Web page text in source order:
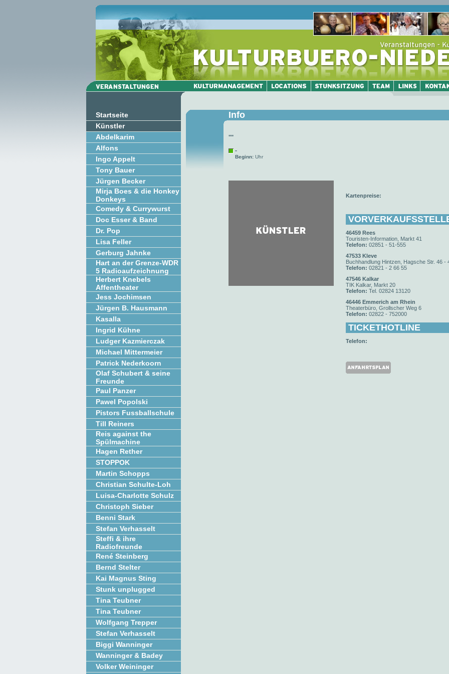
Startseite
Künstler
Abdelkarim
Alfons
Ingo Appelt
Tony Bauer
Jürgen Becker
Mirja Boes & die Honkey
Donkeys
Comedy & Currywurst
Doc Esser & Band
Dr. Pop
Lisa Feller
Gerburg Jahnke
Hart an der Grenze-WDR
5 Radioaufzeichnung
Herbert Knebels
Affentheater
Jess Jochimsen
Jürgen B. Hausmann
Kasalla
Ingrid Kühne
Ludger Kazmierczak
Michael Mittermeier
Patrick Nederkoorn
Olaf Schubert & seine
Freunde
Paul Panzer
Pawel Popolski
Pistors Fussballschule
Till Reiners
Reis against the
Spülmachine
Hagen Rether
STOPPOK
Martin Schopps
Christian Schulte-Loh
Luisa-Charlotte Schulz
Christoph Sieber
Benni Stark
Stefan Verhasselt
Steffi & ihre
Radiofreunde
René Steinberg
Bernd Stelter
Kai Magnus Sting
Stunk unplugged
Tina Teubner
Tina Teubner
Wolfgang Trepper
Stefan Verhasselt
Biggi Wanninger
Wanninger & Badey
Volker Weininger
Info
""
-
Beginn: Uhr
Kartenpreise:
46459 Rees
Touristen-Information, Markt 41
Telefon: 02851 - 51-555
47533 Kleve
Buchhandlung Hintzen, Hagsche Str. 46 -
Telefon: 02821 - 2 66 55
47546 Kalkar
TIK Kalkar, Markt 20
Telefon: Tel. 02824 13120
46446 Emmerich am Rhein
Theaterbüro, Grollscher Weg 6
Telefon: 02822 - 752000
TICKETHOTLINE
Telefon: